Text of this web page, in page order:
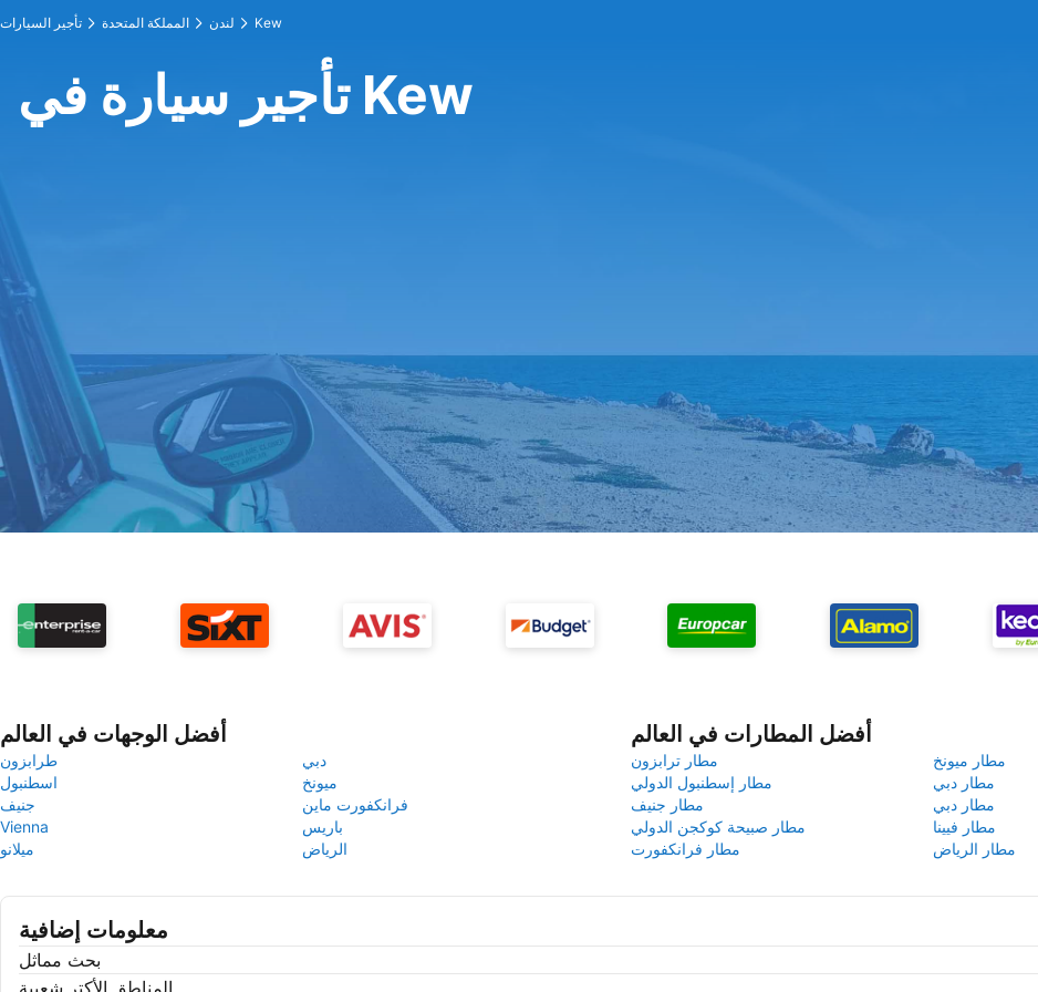
تأجير السيارات المملكة المتحدة لندن Kew
تأجير سيارة في Kew
أفضل الوجهات في العالم
طرابزون
دبي
اسطنبول
ميونخ
جنيف
فرانكفورت ماين
Vienna
باريس
ميلانو
الرياض
أفضل المطارات في العالم
مطار ترابزون
مطار ميونخ
مطار إسطنبول الدولي
مطار دبي
مطار جنيف
مطار دبي
مطار صبيحة كوكجن الدولي
مطار فيينا
مطار فرانكفورت
مطار الرياض
معلومات إضافية
بحث مماثل
المناطق الأكتر شعبية